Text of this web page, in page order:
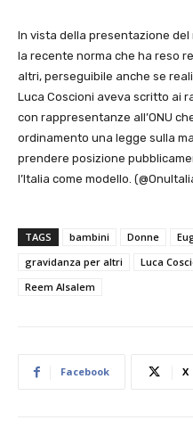
In vista della presentazione del
la recente norma che ha reso
altri, perseguibile anche se
Luca Coscioni aveva scritto ai
con rappresentanze all’ONU
ordinamento una legge sulla
prendere posizione
l’Italia come modello.
TAGS bambini Donne
gravidanza per altri
Luca
Reem Alsalem
Facebook X